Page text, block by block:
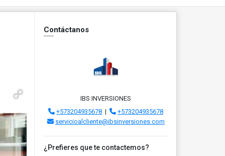
Contáctanos
IBS INVERSIONES
+573204935678 |
+573204935678
servicioalcliente@ibsinversiones.com
¿Prefieres que te contactemos?